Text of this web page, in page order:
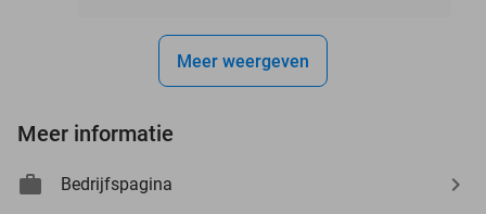
Meer weergeven
Meer informatie
Bedrijfspagina